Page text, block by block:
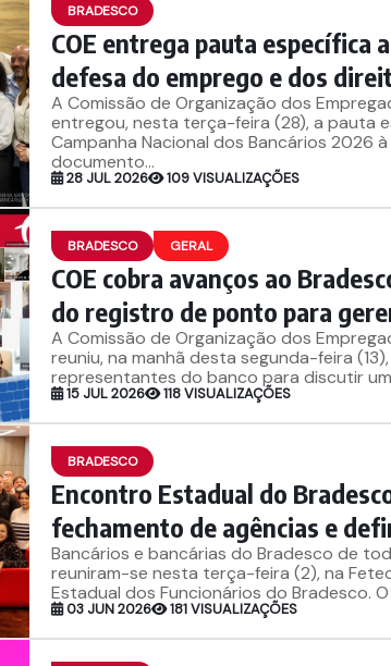
BRADESCO
COE entrega pauta específica
defesa do emprego e dos
A Comissão de Organização dos
entregou, nesta terça-feira (28), a pauta
Campanha Nacional dos Bancários 2026
documento...
28 JUL 2026 109 VISUALIZAÇÕES
BRADESCO GERAL
COE cobra avanços ao
do registro de ponto para
A Comissão de Organização dos
reuniu, na manhã desta segunda-feira
representantes do banco para discutir
15 JUL 2026 118 VISUALIZAÇÕES
BRADESCO
Encontro Estadual do
fechamento de agências e
Bancários e bancárias do Bradesco de
reuniram-se nesta terça-feira (2), na
Estadual dos Funcionários do Bradesco.
03 JUN 2026 181 VISUALIZAÇÕES